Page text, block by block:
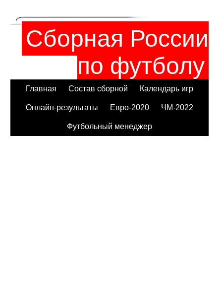
Сборная России
по футболу
Главная Состав сборной Календарь игр
Онлайн-результаты Евро-2020 ЧМ-2022
Футбольный менеджер